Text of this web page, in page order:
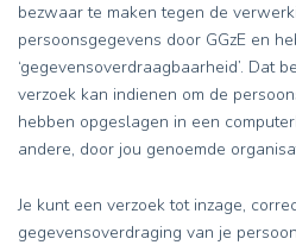
bezwaar te maken tegen de
persoonsgegevens door GGzE en
‘gegevensoverdraagbaarheid’. Dat
verzoek kan indienen om de
hebben opgeslagen in een
andere, door jou genoemde
Je kunt een verzoek tot inzage,
gegevensoverdraging van je